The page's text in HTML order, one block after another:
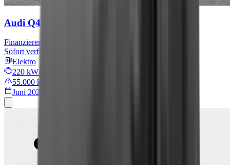
Audi Q4 e-tron
Finanzieren für
Sofort verfügbar
Elektro
220 kW/299 PS
55.000 km
Juni 2022